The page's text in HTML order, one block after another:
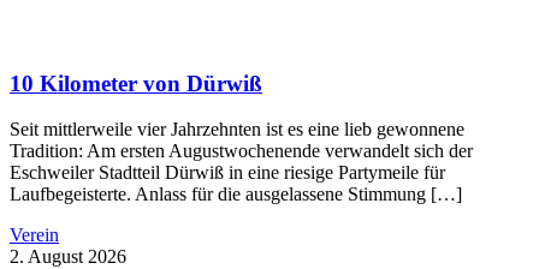
10 Kilometer von Dürwiß
Seit mittlerweile vier Jahrzehnten ist es eine lieb gewonnene
Tradition: Am ersten Augustwochenende verwandelt sich der
Eschweiler Stadtteil Dürwiß in eine riesige Partymeile für
Laufbegeisterte. Anlass für die ausgelassene Stimmung […]
Verein
2. August 2026